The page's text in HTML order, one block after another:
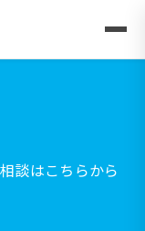
談はこちらから